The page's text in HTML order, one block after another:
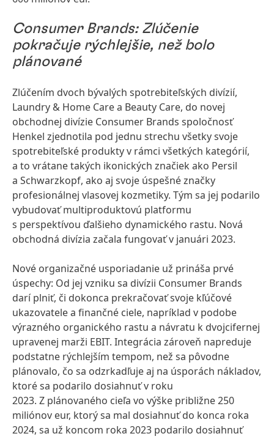
Consumer Brands: Zlúčenie
pokračuje rýchlejšie, než bolo
plánované
Zlúčením dvoch bývalých spotrebiteľských divízií,
Laundry & Home Care a Beauty Care, do novej
obchodnej divízie Consumer Brands spoločnosť
Henkel zjednotila pod jednu strechu všetky svoje
spotrebiteľské produkty v rámci všetkých kategórií,
a to vrátane takých ikonických značiek ako Persil
a Schwarzkopf, ako aj svoje úspešné značky
profesionálnej vlasovej kozmetiky. Tým sa jej podarilo
vybudovať multiproduktovú platformu
s perspektívou ďalšieho dynamického rastu. Nová
obchodná divízia začala fungovať v januári 2023.
Nové organizačné usporiadanie už prináša prvé
úspechy: Od jej vzniku sa divízii Consumer Brands
darí plniť, či dokonca prekračovať svoje kľúčové
ukazovatele a finančné ciele, napríklad v podobe
výrazného organického rastu a návratu k dvojcifernej
upravenej marži EBIT. Integrácia zároveň napreduje
podstatne rýchlejším tempom, než sa pôvodne
plánovalo, čo sa odzrkadľuje aj na úsporách nákladov,
ktoré sa podarilo dosiahnuť v roku
2023. Z plánovaného cieľa vo výške približne 250
miliónov eur, ktorý sa mal dosiahnuť do konca roka
2024, sa už koncom roka 2023 podarilo dosiahnuť